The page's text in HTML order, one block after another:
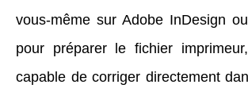
vous-même sur Adobe InDesign
pour préparer le fichier
capable de corriger directement